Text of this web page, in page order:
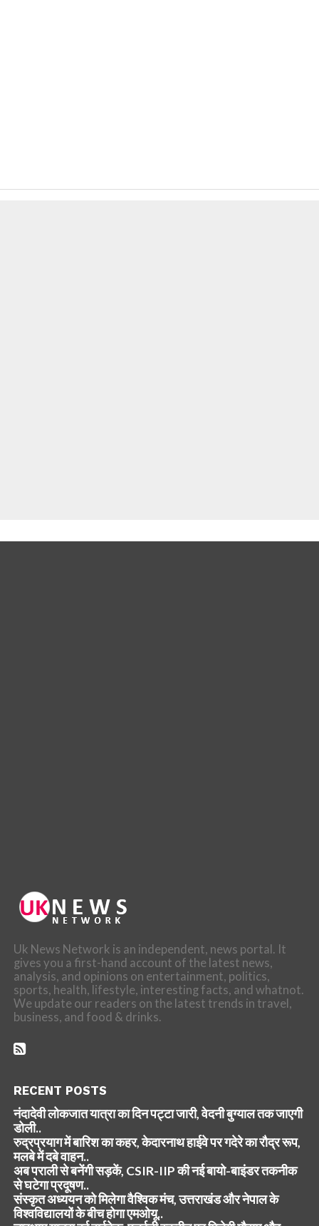
Uk News Network is an independent, news portal. It
gives you a first-hand account of the latest news,
analysis, and opinions on entertainment, politics,
sports, health, lifestyle, interesting facts, and whatnot.
We update our readers on the latest trends in travel,
business, and food & drinks.
RECENT POSTS
नंदादेवी लोकजात यात्रा का दिन पट्टा जारी, वेदनी बुग्याल तक जाएगी
डोली..
रुद्रप्रयाग में बारिश का कहर, केदारनाथ हाईवे पर गदेरे का रौद्र रूप,
मलबे में दबे वाहन..
अब पराली से बनेंगी सड़कें, CSIR-IIP की नई बायो-बाइंडर तकनीक
से घटेगा प्रदूषण..
संस्कृत अध्ययन को मिलेगा वैश्विक मंच, उत्तराखंड और नेपाल के
विश्वविद्यालयों के बीच होगा एमओयू..